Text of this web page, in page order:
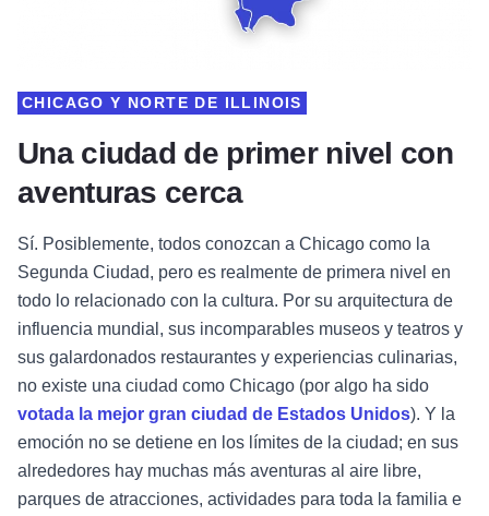
Una ciudad de primer nivel con
aventuras cerca
CHICAGO Y NORTE DE ILLINOIS
Sí. Posiblemente, todos conozcan a Chicago como la
Segunda Ciudad, pero es realmente de primera nivel en
todo lo relacionado con la cultura. Por su arquitectura de
influencia mundial, sus incomparables museos y teatros y
sus galardonados restaurantes y experiencias culinarias,
no existe una ciudad como Chicago (por algo ha sido
votada la mejor gran ciudad de Estados Unidos). Y la
emoción no se detiene en los límites de la ciudad; en sus
alrededores hay muchas más aventuras al aire libre,
parques de atracciones, actividades para toda la familia e